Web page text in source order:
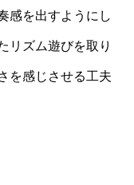
感を出すようにし
リズム遊びを取り
を感じさせる工夫